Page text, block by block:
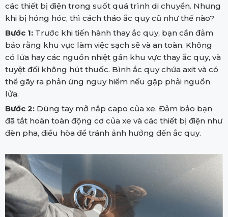
các thiết bị điện trong suốt quá trình di chuyển. Nhưng
khi bị hỏng hóc, thì cách tháo ắc quy cũ như thế nào?
Bước 1: Trước khi tiến hành thay ắc quy, bạn cần đảm
bảo rằng khu vực làm việc sạch sẽ và an toàn. Không
có lửa hay các nguồn nhiệt gần khu vực thay ắc quy, và
tuyệt đối không hút thuốc. Bình ắc quy chứa axit và có
thể gây ra phản ứng nguy hiểm nếu gặp phải nguồn
lửa.
Bước 2: Dùng tay mở nắp capo của xe. Đảm bảo bạn
đã tắt hoàn toàn động cơ của xe và các thiết bị điện như
đèn pha, điều hòa để tránh ảnh hưởng đến ắc quy.